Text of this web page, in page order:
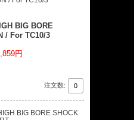
BIG BORE
/ For TC10/3
円
注文数: